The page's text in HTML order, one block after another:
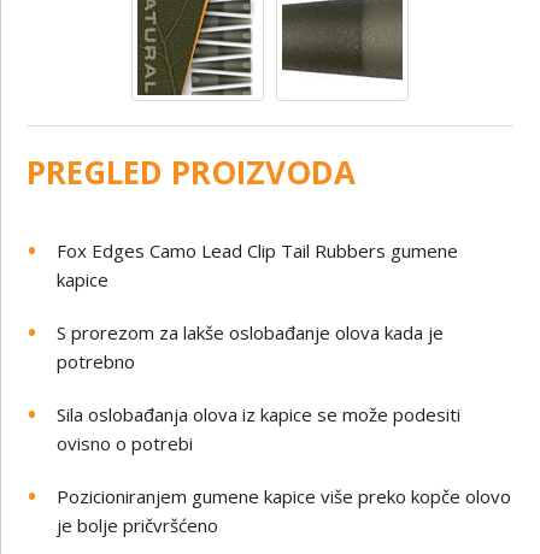
PREGLED PROIZVODA
Fox Edges Camo Lead Clip Tail Rubbers gumene
kapice
S prorezom za lakše oslobađanje olova kada je
potrebno
Sila oslobađanja olova iz kapice se može podesiti
ovisno o potrebi
Pozicioniranjem gumene kapice više preko kopče olovo
je bolje pričvršćeno